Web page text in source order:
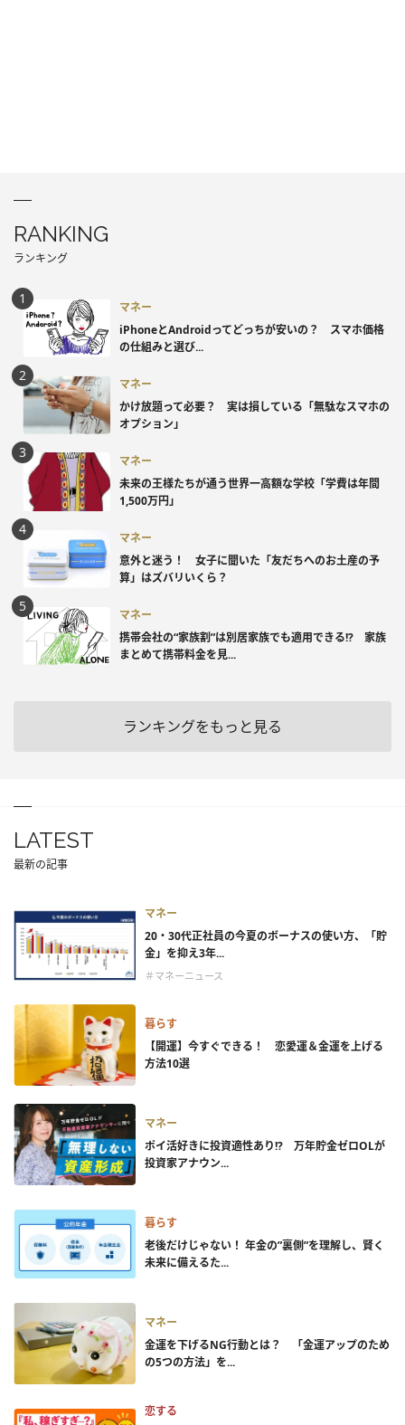
RANKING
ランキング
マネー
iPhoneとAndroidってどっちが安いの？ スマホ価格
の仕組みと選び...
マネー
かけ放題って必要？ 実は損している「無駄なスマホの
オプション」
マネー
未来の王様たちが通う世界一高額な学校「学費は年間
1,500万円」
マネー
意外と迷う！ 女子に聞いた「友だちへのお土産の予
算」はズバリいくら？
マネー
携帯会社の“家族割”は別居家族でも適用できる!? 家族
まとめて携帯料金を見...
ランキングをもっと見る
LATEST
最新の記事
マネー
20・30代正社員の今夏のボーナスの使い方、「貯
金」を抑え3年...
＃マネーニュース
暮らす
【開運】今すぐできる！ 恋愛運＆金運を上げる
方法10選
マネー
ポイ活好きに投資適性あり!? 万年貯金ゼロOLが
投資家アナウン...
暮らす
老後だけじゃない！ 年金の”裏側”を理解し、賢く
未来に備えるた...
マネー
金運を下げるNG行動とは？ 「金運アップのため
の5つの方法」を...
恋する